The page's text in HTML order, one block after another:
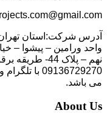
آدرس شرکت:استان
واحد ورامین – پیشوا –
نهم – پلاک 44-
می باشد.
About Us